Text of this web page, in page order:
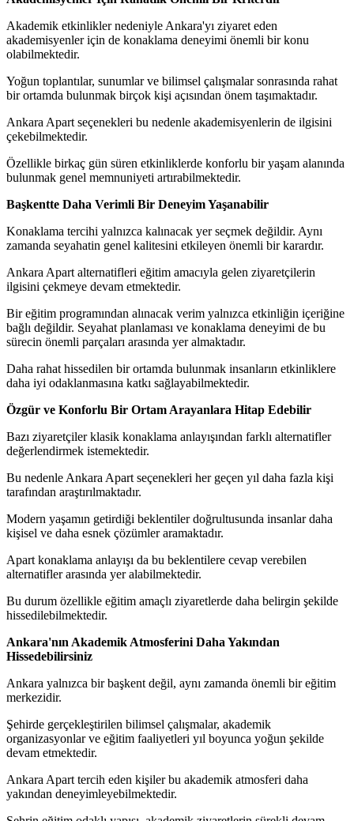
Akademik etkinlikler nedeniyle Ankara'yı ziyaret eden
akademisyenler için de konaklama deneyimi önemli bir konu
olabilmektedir.
Yoğun toplantılar, sunumlar ve bilimsel çalışmalar sonrasında rahat
bir ortamda bulunmak birçok kişi açısından önem taşımaktadır.
Ankara Apart seçenekleri bu nedenle akademisyenlerin de ilgisini
çekebilmektedir.
Özellikle birkaç gün süren etkinliklerde konforlu bir yaşam alanında
bulunmak genel memnuniyeti artırabilmektedir.
Başkentte Daha Verimli Bir Deneyim Yaşanabilir
Konaklama tercihi yalnızca kalınacak yer seçmek değildir. Aynı
zamanda seyahatin genel kalitesini etkileyen önemli bir karardır.
Ankara Apart alternatifleri eğitim amacıyla gelen ziyaretçilerin
ilgisini çekmeye devam etmektedir.
Bir eğitim programından alınacak verim yalnızca etkinliğin içeriğine
bağlı değildir. Seyahat planlaması ve konaklama deneyimi de bu
sürecin önemli parçaları arasında yer almaktadır.
Daha rahat hissedilen bir ortamda bulunmak insanların etkinliklere
daha iyi odaklanmasına katkı sağlayabilmektedir.
Özgür ve Konforlu Bir Ortam Arayanlara Hitap Edebilir
Bazı ziyaretçiler klasik konaklama anlayışından farklı alternatifler
değerlendirmek istemektedir.
Bu nedenle Ankara Apart seçenekleri her geçen yıl daha fazla kişi
tarafından araştırılmaktadır.
Modern yaşamın getirdiği beklentiler doğrultusunda insanlar daha
kişisel ve daha esnek çözümler aramaktadır.
Apart konaklama anlayışı da bu beklentilere cevap verebilen
alternatifler arasında yer alabilmektedir.
Bu durum özellikle eğitim amaçlı ziyaretlerde daha belirgin şekilde
hissedilebilmektedir.
Ankara'nın Akademik Atmosferini Daha Yakından
Hissedebilirsiniz
Ankara yalnızca bir başkent değil, aynı zamanda önemli bir eğitim
merkezidir.
Şehirde gerçekleştirilen bilimsel çalışmalar, akademik
organizasyonlar ve eğitim faaliyetleri yıl boyunca yoğun şekilde
devam etmektedir.
Ankara Apart tercih eden kişiler bu akademik atmosferi daha
yakından deneyimleyebilmektedir.